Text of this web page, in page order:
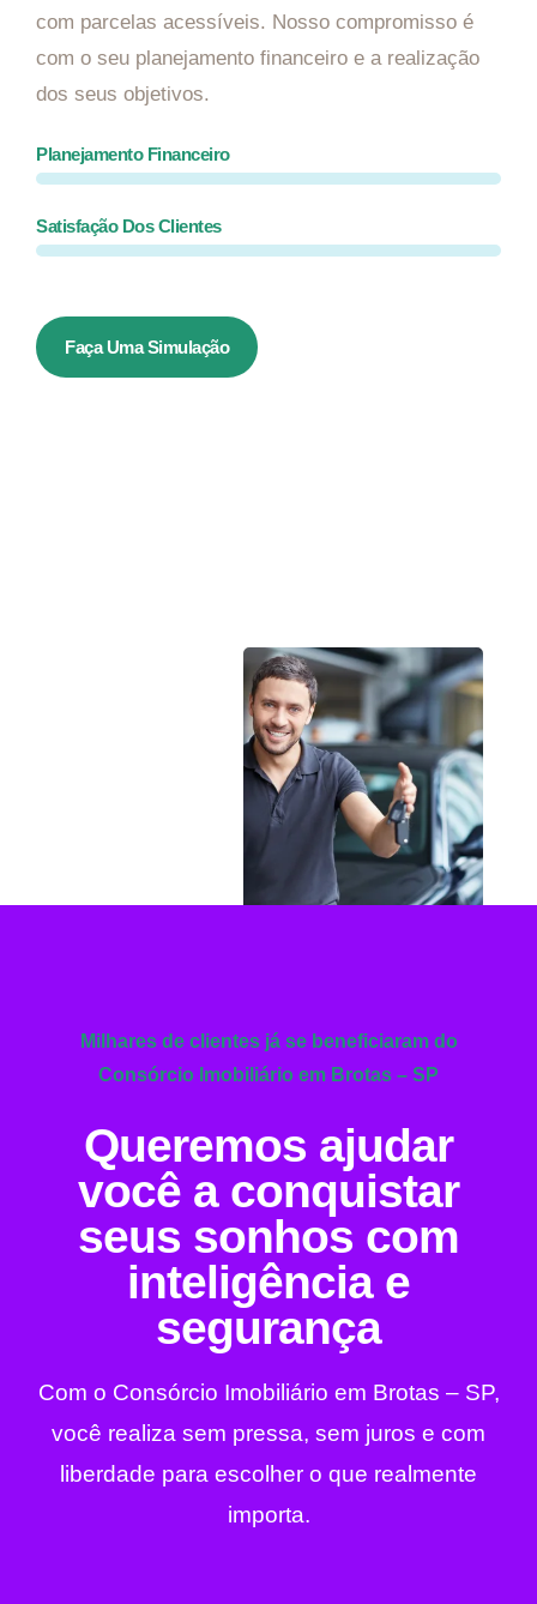
com parcelas acessíveis. Nosso compromisso é
com o seu planejamento financeiro e a realização
dos seus objetivos.
Planejamento Financeiro
Satisfação Dos Clientes
Faça Uma Simulação
Milhares de clientes já se beneficiaram do
Consórcio Imobiliário em Brotas – SP
Queremos ajudar
você a conquistar
seus sonhos com
inteligência e
segurança
Com o Consórcio Imobiliário em Brotas – SP,
você realiza sem pressa, sem juros e com
liberdade para escolher o que realmente
importa.